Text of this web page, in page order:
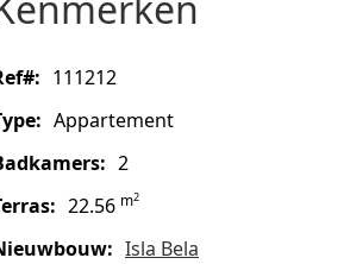
ref#: 111212
type:
Appartement
badkamers: 2
terras: 22.56 m2
Nieuwbouw:
Isla Bela